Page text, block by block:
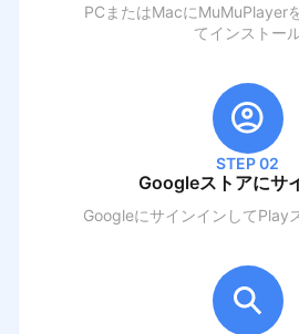
PCまたはMacにMuMuPlayer
てインストー
STEP 02
Googleストアにサ
GoogleにサインインしてPlay